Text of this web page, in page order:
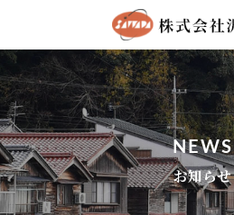
NEWS
お知らせ